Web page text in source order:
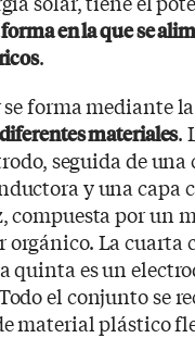
en la que se
.
forma mediante
materiales.
seguida de una
y una capa
compuesta por un
La cuarta
quinta es un
el conjunto se
material plástico